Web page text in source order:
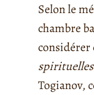
Selon le
chambre
considérer
Togianov,